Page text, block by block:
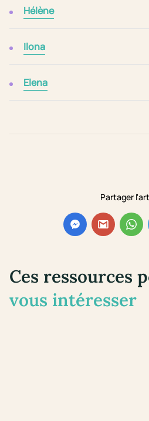
Partager
Hélène
Ilona
Elena
Ces ressources
vous intéresser